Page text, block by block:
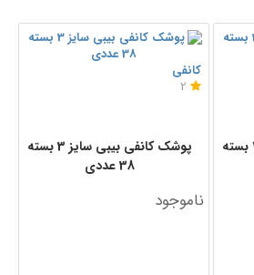
کانفی
2
پوشک کانفی بیبی سایز 3 بسته
38 عددی
ناموجود
پوشک کانفی بیبی سایز 4 بسته